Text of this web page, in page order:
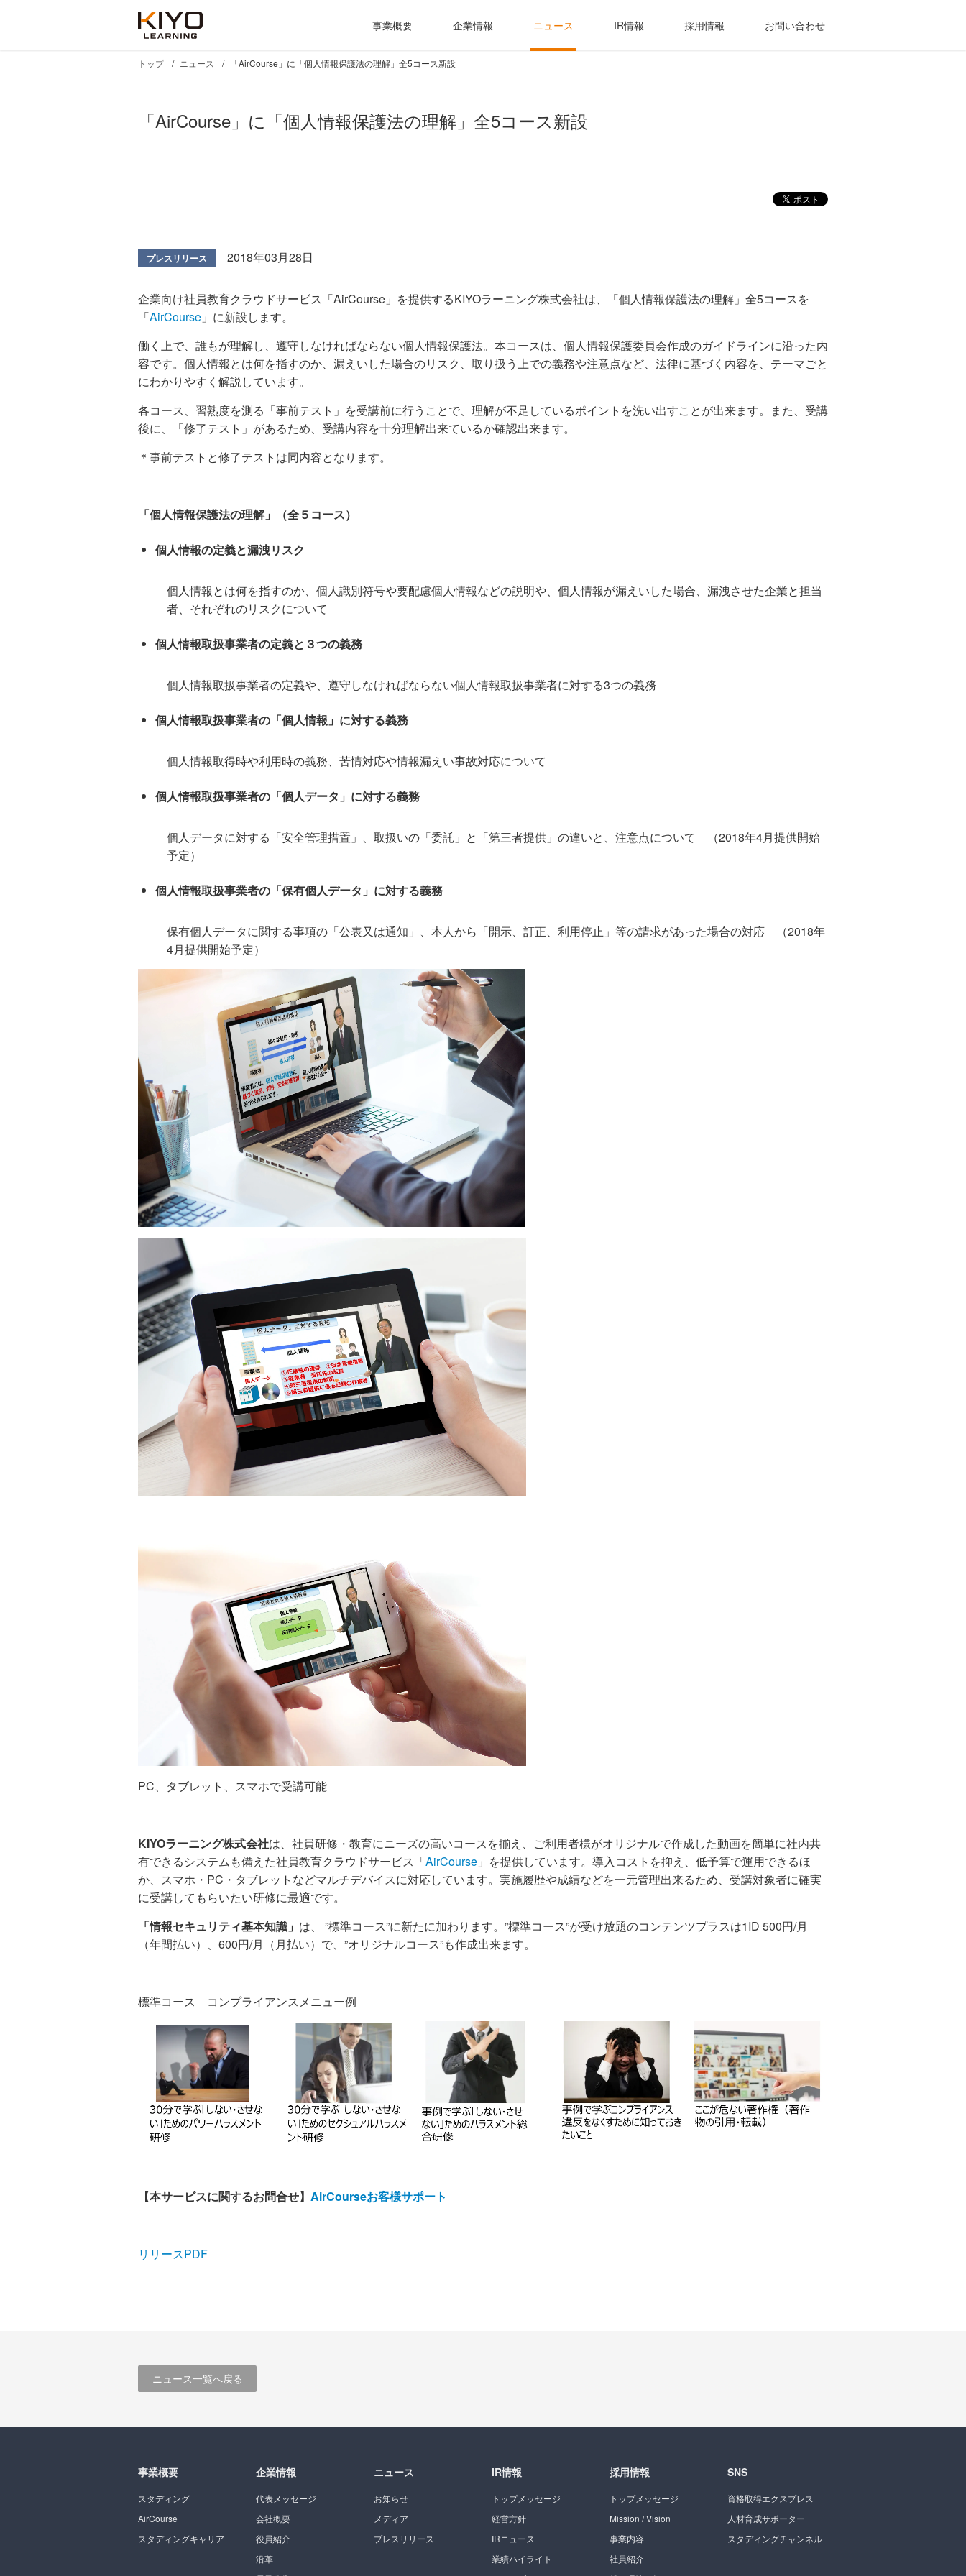
事業概要 企業情報 ニュース IR情報 採用情報 お問い合わせ
「AirCourse」に「個人情報保護法の理解」全5コース新設
トップ ニュース 「AirCourse」に「個人情報保護法の理解」全5コース新設
プレスリリース 2018年03月28日
企業向け社員教育クラウドサービス「AirCourse」を提供するKIYOラーニング株式会社は、「個人情報保護法の理解」全5コースを
「AirCourse 」に新設します。
働く上で、誰もが理解し、遵守しなければならない個人情報保護法。本コースは、個人情報保護委員会作成のガイドラインに沿った内
容です。個人情報とは何を指すのか、漏えいした場合のリスク、取り扱う上での義務や注意点など、法律に基づく内容を、テーマごと
にわかりやすく解説しています。
各コース、習熟度を測る「事前テスト」を受講前に行うことで、理解が不足しているポイントを洗い出すことが出来ます。また、受講
後に、「修了テスト」があるため、受講内容を十分理解出来ているか確認出来ます。
＊事前テストと修了テストは同内容となります。
「個人情報保護法の理解」（全５コース）
個人情報の定義と漏洩リスク
個人情報とは何を指すのか、個人識別符号や要配慮個人情報などの説明や、個人情報が漏えいした場合、漏洩させた企業と担当
者、それぞれのリスクについて
個人情報取扱事業者の定義と３つの義務
個人情報取扱事業者の定義や、遵守しなければならない個人情報取扱事業者に対する3つの義務
個人情報取扱事業者の「個人情報」に対する義務
個人情報取得時や利用時の義務、苦情対応や情報漏えい事故対応について
個人情報取扱事業者の「個人データ」に対する義務
個人データに対する「安全管理措置」、取扱いの「委託」と「第三者提供」の違いと、注意点について （2018年4月提供開始
予定）
個人情報取扱事業者の「保有個人データ」に対する義務
保有個人データに関する事項の「公表又は通知」、本人から「開示、訂正、利用停止」等の請求があった場合の対応 （2018年
4月提供開始予定）
PC、タブレット、スマホで受講可能
KIYOラーニング株式会社は、社員研修・教育にニーズの高いコースを揃え、ご利用者様がオリジナルで作成した動画を簡単に社内共
有できるシステムも備えた社員教育クラウドサービス「AirCourse 」を提供しています。導入コストを抑え、低予算で運用できるほ
か、スマホ・PC・タブレットなどマルチデバイスに対応しています。実施履歴や成績などを一元管理出来るため、受講対象者に確実
に受講してもらいたい研修に最適です。
「情報セキュリティ基本知識」 は、 ”標準コース”に新たに加わります。”標準コース”が受け放題のコンテンツプラスは1ID 500円/月
（年間払い）、600円/月（月払い）で、”オリジナルコース”も作成出来ます。
標準コース コンプライアンスメニュー例
【本サービスに関するお問合せ】 AirCourseお客様サポート
リリースPDF
ニュース一覧へ戻る
事業概要
スタディング
AirCourse
スタディングキャリア
企業情報
代表メッセージ
会社概要
役員紹介
沿革
ニュース
お知らせ
メディア
プレスリリース
IR情報
トップメッセージ
経営方針
IRニュース
業績ハイライト
採用情報
トップメッセージ
Mission / Vision
事業内容
社員紹介
SNS
資格取得エクスプレス
人材育成サポーター
スタディングチャンネル